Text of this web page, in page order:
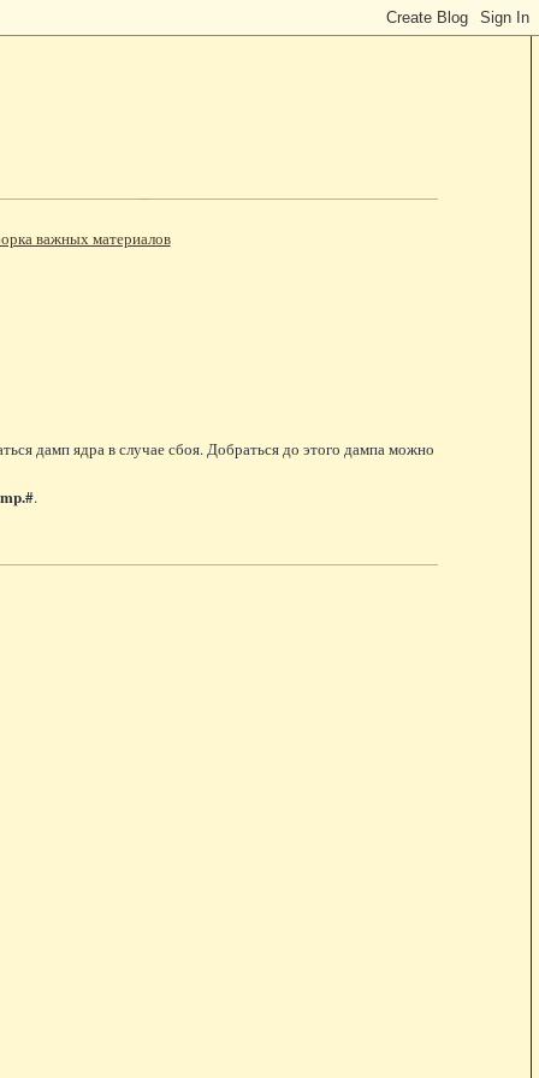
важных материалов
дамп ядра в случае сбоя. Добраться до этого дампа можно
.